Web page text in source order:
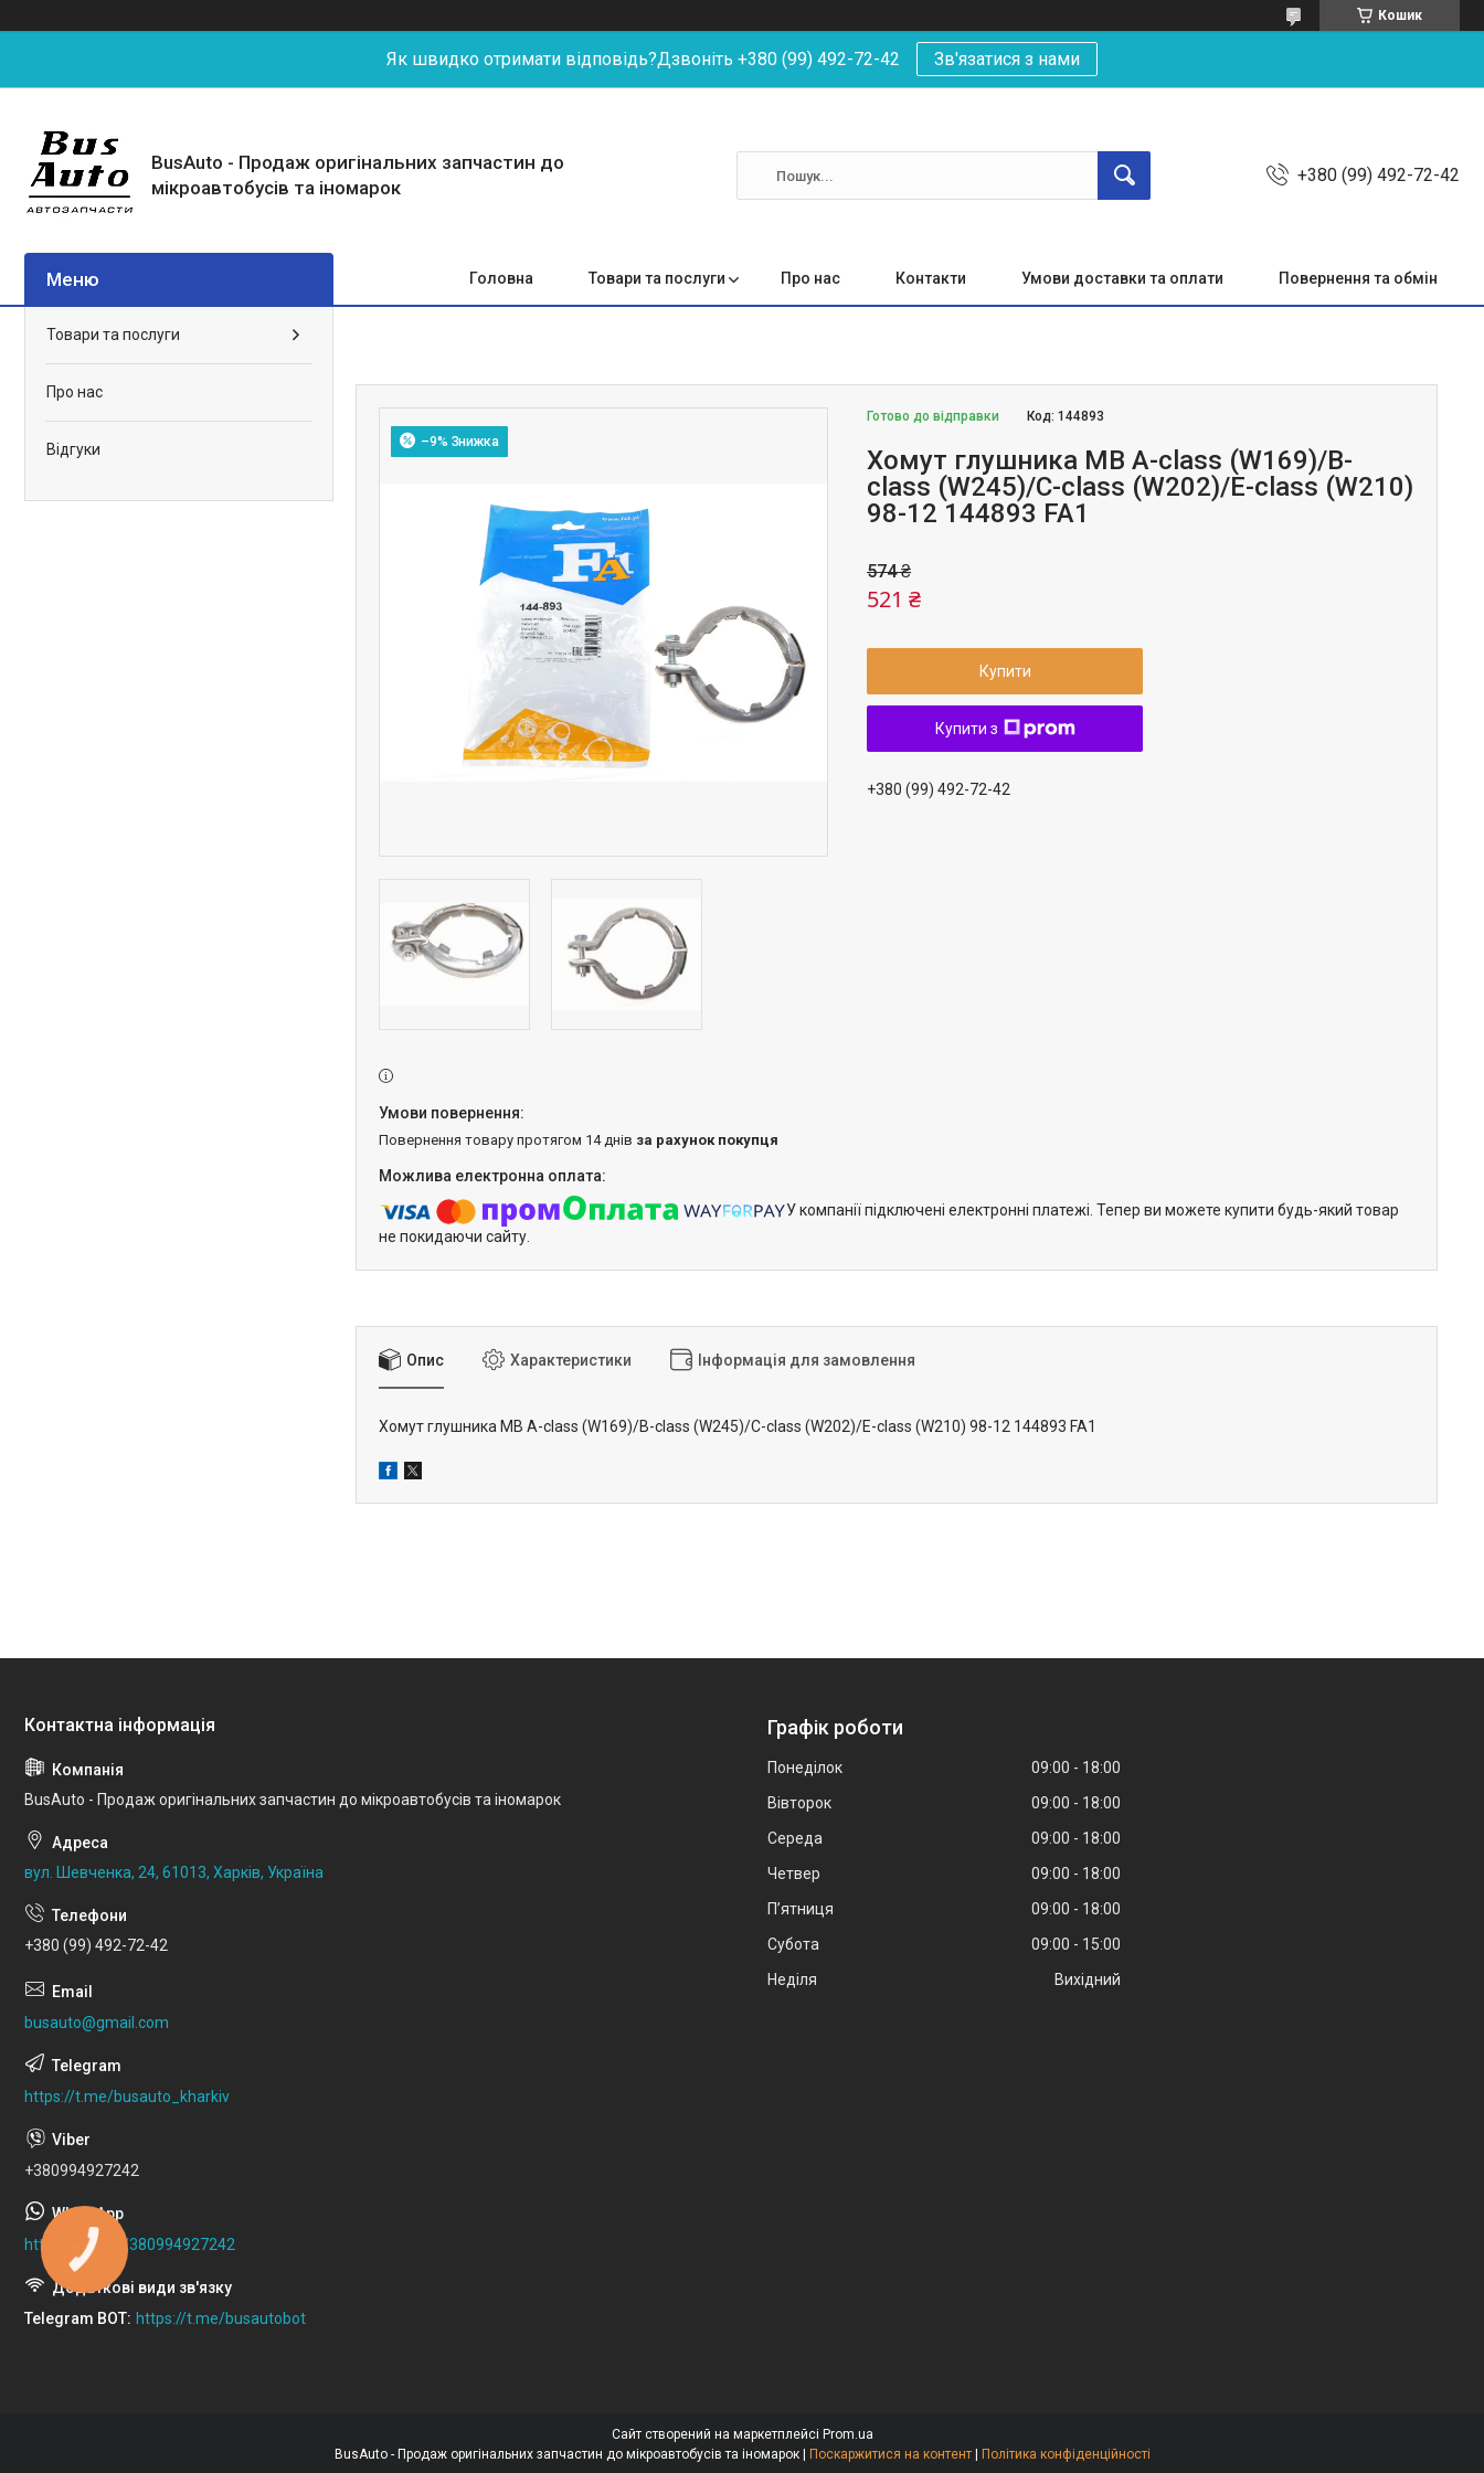
Кошик
Як швидко отримати відповідь?Дзвоніть +380 (99) 492-72-42 Зв'язатися з нами
BusAuto - Продаж оригінальних запчастин до
мікроавтобусів та іномарок
+380 (99) 492-72-42
Головна Товари та послуги Про нас Контакти Умови доставки та оплати Повернення та обмін
–9%
Готово до відправки Код:144893
Хомут глушника MB A-class (W169)/B-
class (W245)/C-class (W202)/E-class (W210)
98-12 144893 FA1
574 ₴
521 ₴
Купити
Купити з
+380 (99) 492-72-42
повернення товару протягом 14 днів за рахунок покупця
У компанії підключені електронні платежі. Тепер ви можете купити будь-який товар
не покидаючи сайту.
Опис Характеристики Інформація для замовлення
Хомут глушника MB A-class (W169)/B-class (W245)/C-class (W202)/E-class (W210) 98-12 144893 FA1
Товари та послуги
Про нас
Відгуки
BusAuto - Продаж оригінальних запчастин до мікроавтобусів та іномарок
вул. Шевченка, 24, 61013, Харків, Україна
+380 (99) 492-72-42
busauto@gmail.com
https://t.me/busauto_kharkiv
+380994927242
https://wa.me/380994927242
Telegram BOT https://t.me/busautobot
Графік роботи
Понеділок 09:00
18:00
Вівторок
09:00
18:00
Середа
09:00
18:00
Четвер
09:00
18:00
Пʼятниця
09:00
18:00
Субота
09:00
15:00
Неділя
Вихідний
Сайт створений на маркетплейсі Prom.ua
BusAuto - Продаж оригінальних запчастин до мікроавтобусів та іномарок | Поскаржитися на контент | Політика конфіденційності
КНОПКА
ЗВ'ЯЗКУ